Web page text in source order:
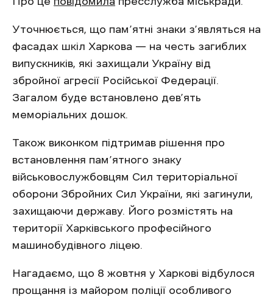
Уточнюється, що пам’ятні знаки з’являться на
фасадах шкіл Харкова — на честь загиблих
випускників, які захищали Україну від
збройної агресії Російської Федерації.
Загалом буде встановлено дев’ять
меморіальних дошок.
Також виконком підтримав рішення про
встановлення пам’ятного знаку
військовослужбовцям Сил територіальної
оборони Збройних Сил України, які загинули,
захищаючи державу. Його розмістять на
території Харківського професійного
машинобудівного ліцею.
Нагадаємо, що 8 жовтня у Харкові відбулося
прощання із майором поліції особливого